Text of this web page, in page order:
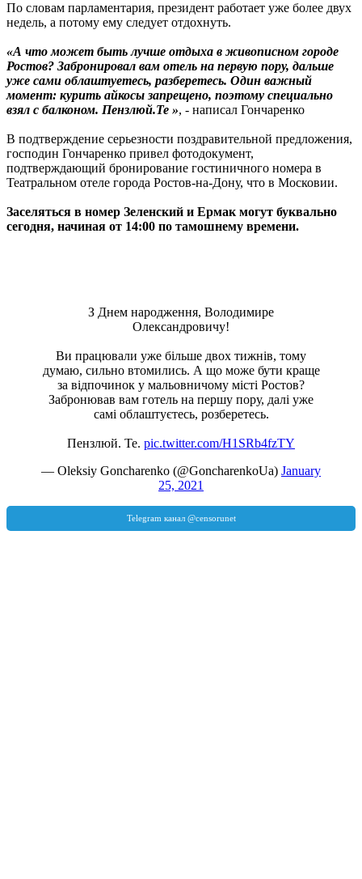
По словам парламентария, президент работает уже более двух
недель, а потому ему следует отдохнуть.
«А что может быть лучше отдыха в живописном городе
Ростов? Забронировал вам отель на первую пору, дальше
уже сами облаштуетесь, разберетесь. Один важный
момент: курить айкосы запрещено, поэтому специально
взял с балконом. Пензлюй.Те », - написал Гончаренко
В подтверждение серьезности поздравительной предложения,
господин Гончаренко привел фотодокумент,
подтверждающий бронирование гостиничного номера в
Театральном отеле города Ростов-на-Дону, что в Московии.
Заселяться в номер Зеленский и Ермак могут буквально
сегодня, начиная от 14:00 по тамошнему времени.
З Днем народження, Володимире
Олександровичу!
Ви працювали уже більше двох тижнів, тому
думаю, сильно втомились. А що може бути краще
за відпочинок у мальовничому місті Ростов?
Забронював вам готель на першу пору, далі уже
самі облаштуєтесь, розберетесь.
Пензлюй. Те. pic.twitter.com/H1SRb4fzTY
— Oleksiy Goncharenko (@GoncharenkoUa) January
25, 2021